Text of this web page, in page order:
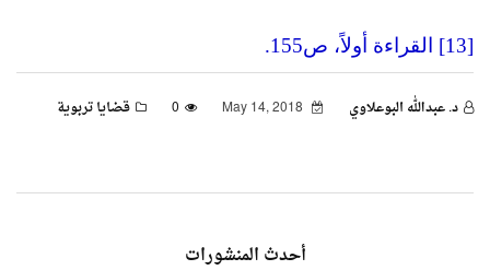
[13] القراءة أولاً، ص155.
د. عبدالله البوعلاوي 0 قضايا تربوية
أحدث المنشورات